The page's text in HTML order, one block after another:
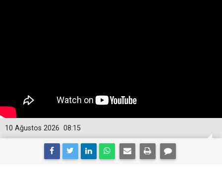
08:15
10 Ağustos 2026